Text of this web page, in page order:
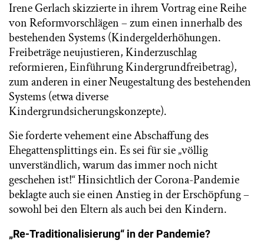
Irene Gerlach skizzierte in ihrem Vortrag eine Reihe
von Reformvorschlägen – zum einen innerhalb des
bestehenden Systems (Kindergelderhöhungen.
Freibeträge neujustieren, Kinderzuschlag
reformieren, Einführung Kindergrundfreibetrag),
zum anderen in einer Neugestaltung des bestehenden
Systems (etwa diverse
Kindergrundsicherungskonzepte).
Sie forderte vehement eine Abschaffung des
Ehegattensplittings ein. Es sei für sie „völlig
unverständlich, warum das immer noch nicht
geschehen ist!“ Hinsichtlich der Corona-Pandemie
beklagte auch sie einen Anstieg in der Erschöpfung –
sowohl bei den Eltern als auch bei den Kindern.
„Re-Traditionalisierung“ in der Pandemie?